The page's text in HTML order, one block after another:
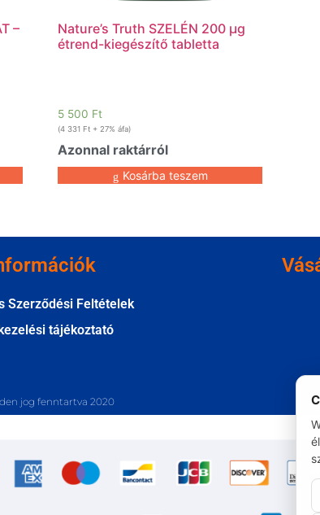
–
Nature’s Truth SZELÉN 200 µg
étrend-kiegészítő tabletta
5 500 Ft
(4 331 Ft + 27% áfa)
Azonnal raktárról
Kosárba teszem
Szerződési Feltételek
tájékoztató
jog fenntartva 2020